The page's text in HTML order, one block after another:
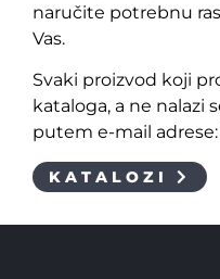
naručite potrebnu
Vas.
Svaki proizvod koji
kataloga, a ne nalazi
putem e-mail
KATALOZI